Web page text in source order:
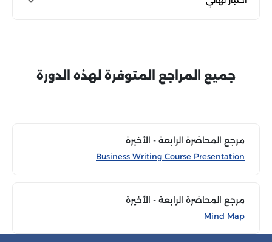
جميع المراجع المتوفرة لهذه الدورة
مرجع المحاضرة الرابعة - الأخيرة
Business Writing Course Presentation
مرجع المحاضرة الرابعة - الأخيرة
Mind Map